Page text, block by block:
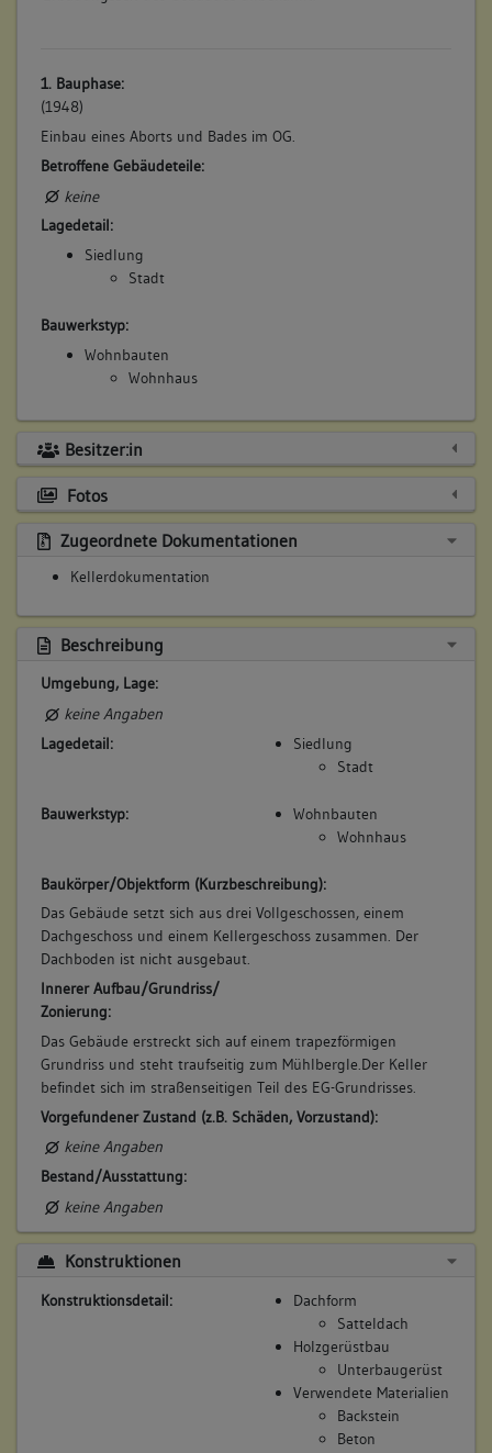
1. Bauphase:
(1948)
Einbau eines Aborts und Bades im OG.
Betroffene Gebäudeteile:
keine
Lagedetail:
Siedlung
Stadt
Bauwerkstyp:
Wohnbauten
Wohnhaus
Besitzer:in
Fotos
Zugeordnete Dokumentationen
Kellerdokumentation
Beschreibung
Umgebung, Lage:
keine Angaben
Lagedetail:
Siedlung
Stadt
Bauwerkstyp:
Wohnbauten
Wohnhaus
Baukörper/Objektform (Kurzbeschreibung):
Das Gebäude setzt sich aus drei Vollgeschossen, einem
Dachgeschoss und einem Kellergeschoss zusammen. Der
Dachboden ist nicht ausgebaut.
Innerer Aufbau/Grundriss/
Zonierung:
Das Gebäude erstreckt sich auf einem trapezförmigen
Grundriss und steht traufseitig zum Mühlbergle.Der Keller
befindet sich im straßenseitigen Teil des EG-Grundrisses.
Vorgefundener Zustand (z.B. Schäden, Vorzustand):
keine Angaben
Bestand/Ausstattung:
keine Angaben
Konstruktionen
Konstruktionsdetail:
Dachform
Satteldach
Holzgerüstbau
Unterbaugerüst
Verwendete Materialien
Backstein
Beton